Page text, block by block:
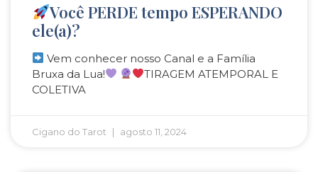
Você PERDE tempo ESPERANDO
ele(a)?
Vem conhecer nosso Canal e a Família
Bruxa da Lua!
TIRAGEM ATEMPORAL E
COLETIVA
Cigano do Tarot agosto 11, 2024